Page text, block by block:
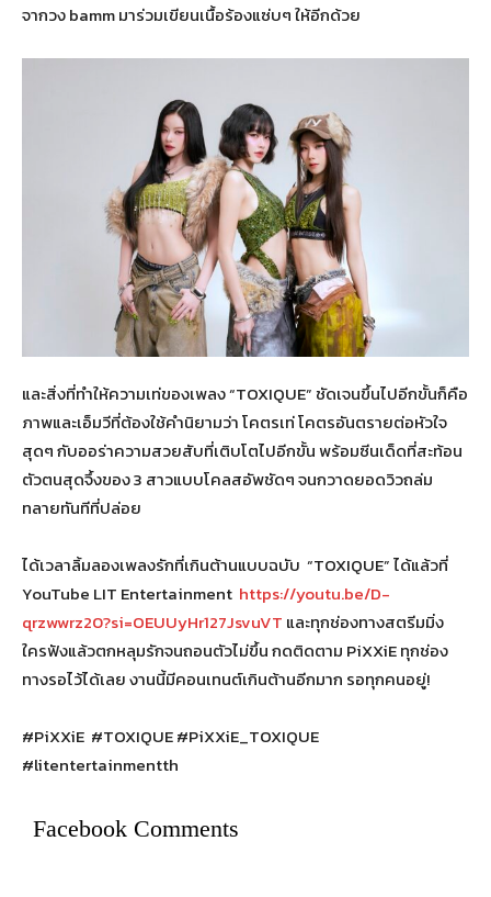
จากวง bamm มาร่วมเขียนเนื้อร้องแซ่บๆ ให้อีกด้วย
และสิ่งที่ทำให้ความเท่ของเพลง “TOXIQUE” ชัดเจนขึ้นไปอีกขั้นก็คือ
ภาพและเอ็มวีที่ต้องใช้คำนิยามว่า โคตรเท่ โคตรอันตรายต่อหัวใจ
สุดๆ กับออร่าความสวยสับที่เติบโตไปอีกขั้น พร้อมซีนเด็ดที่สะท้อน
ตัวตนสุดจึ้งของ 3 สาวแบบโคลสอัพชัดๆ จนกวาดยอดวิวถล่ม
ทลายทันทีที่ปล่อย
ได้เวลาลิ้มลองเพลงรักที่เกินต้านแบบฉบับ “TOXIQUE” ได้แล้วที่
YouTube LIT Entertainment https://youtu.be/D-
qrzwwrz20?si=OEUUyHr127JsvuVT และทุกช่องทางสตรีมมิ่ง
ใครฟังแล้วตกหลุมรักจนถอนตัวไม่ขึ้น กดติดตาม PiXXiE ทุกช่อง
ทางรอไว้ได้เลย งานนี้มีคอนเทนต์เกินต้านอีกมาก รอทุกคนอยู่!
#PiXXiE #TOXIQUE #PiXXiE_TOXIQUE
#litentertainmentth
Facebook Comments